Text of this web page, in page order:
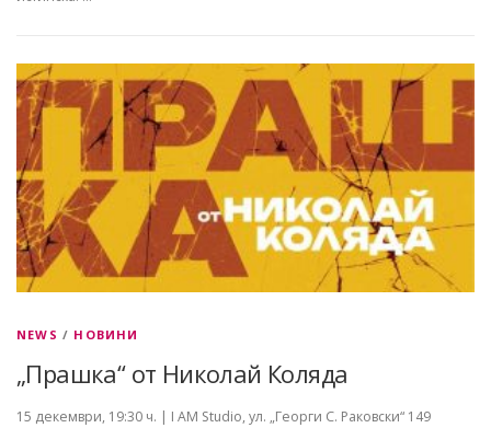
NEWS / НОВИНИ
„Прашка“ от Николай Коляда
15 декември, 19:30 ч. | I AM Studio, ул. „Георги С. Раковски“ 149